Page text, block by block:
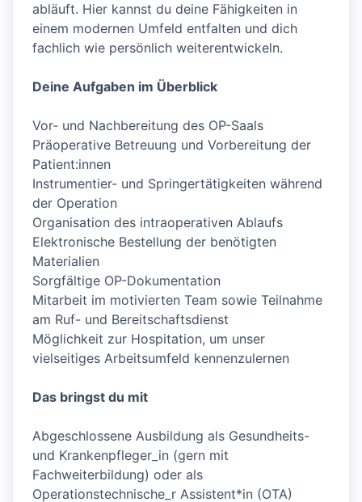
abläuft. Hier kannst du deine Fähigkeiten in
einem modernen Umfeld entfalten und dich
fachlich wie persönlich weiterentwickeln.
Deine Aufgaben im Überblick
Vor- und Nachbereitung des OP-Saals
Präoperative Betreuung und Vorbereitung der
Patient:innen
Instrumentier- und Springertätigkeiten während
der Operation
Organisation des intraoperativen Ablaufs
Elektronische Bestellung der benötigten
Materialien
Sorgfältige OP-Dokumentation
Mitarbeit im motivierten Team sowie Teilnahme
am Ruf- und Bereitschaftsdienst
Möglichkeit zur Hospitation, um unser
vielseitiges Arbeitsumfeld kennenzulernen
Das bringst du mit
Abgeschlossene Ausbildung als Gesundheits-
und Krankenpfleger_in (gern mit
Fachweiterbildung) oder als
Operationstechnische_r Assistent*in (OTA)